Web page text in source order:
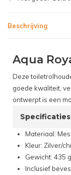
Beschrijving
Aqua
Deze
goede kwaliteit,
ontwerpt is een
Materiaal:
Kleur: Zilver/
Gewicht: 435
Inclusief